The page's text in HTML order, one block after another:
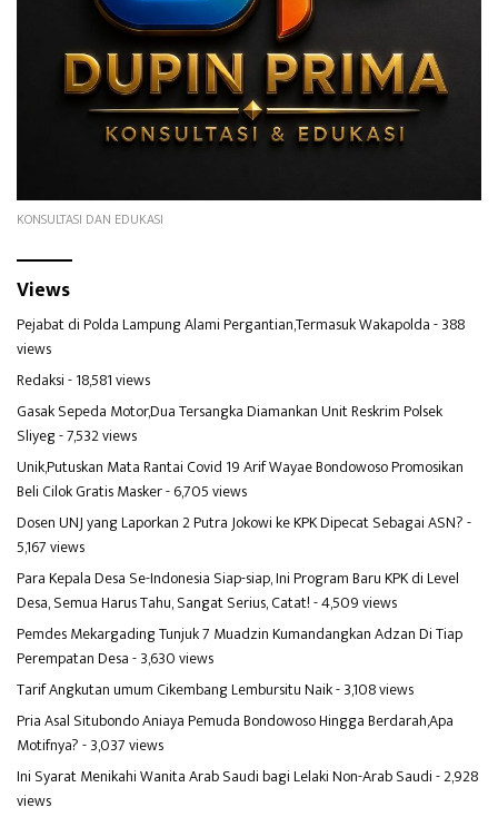
KONSULTASI DAN EDUKASI
Views
Pejabat di Polda Lampung Alami Pergantian,Termasuk Wakapolda- 388
views
Redaksi- 18,581 views
Gasak Sepeda Motor,Dua Tersangka Diamankan Unit Reskrim Polsek
Sliyeg- 7,532 views
Unik,Putuskan Mata Rantai Covid 19 Arif Wayae Bondowoso Promosikan
Beli Cilok Gratis Masker- 6,705 views
Dosen UNJ yang Laporkan 2 Putra Jokowi ke KPK Dipecat Sebagai ASN?-
5,167 views
Para Kepala Desa Se-Indonesia Siap-siap, Ini Program Baru KPK di Level
Desa, Semua Harus Tahu, Sangat Serius, Catat!- 4,509 views
Pemdes Mekargading Tunjuk 7 Muadzin Kumandangkan Adzan Di Tiap
Perempatan Desa- 3,630 views
Tarif Angkutan umum Cikembang Lembursitu Naik- 3,108 views
Pria Asal Situbondo Aniaya Pemuda Bondowoso Hingga Berdarah,Apa
Motifnya?- 3,037 views
Ini Syarat Menikahi Wanita Arab Saudi bagi Lelaki Non-Arab Saudi- 2,928
views